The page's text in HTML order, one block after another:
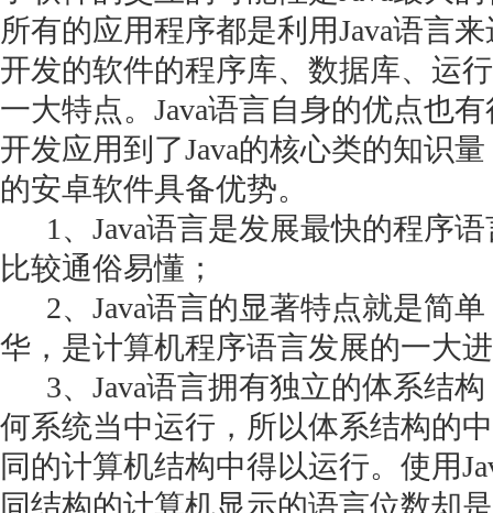
所有的应用程序都是利用Java语言
开发的软件的程序库、数据库、运
一大特点。Java语言自身的优点也
开发应用到了Java的核心类的知识
的安卓软件具备优势。
1、Java语言是发展最快的程序
比较通俗易懂；
2、Java语言的显著特点就是简单
华，是计算机程序语言发展的一大
3、Java语言拥有独立的体系结
何系统当中运行，所以体系结构的
同的计算机结构中得以运行。使用
同结构的计算机显示的语言位数却